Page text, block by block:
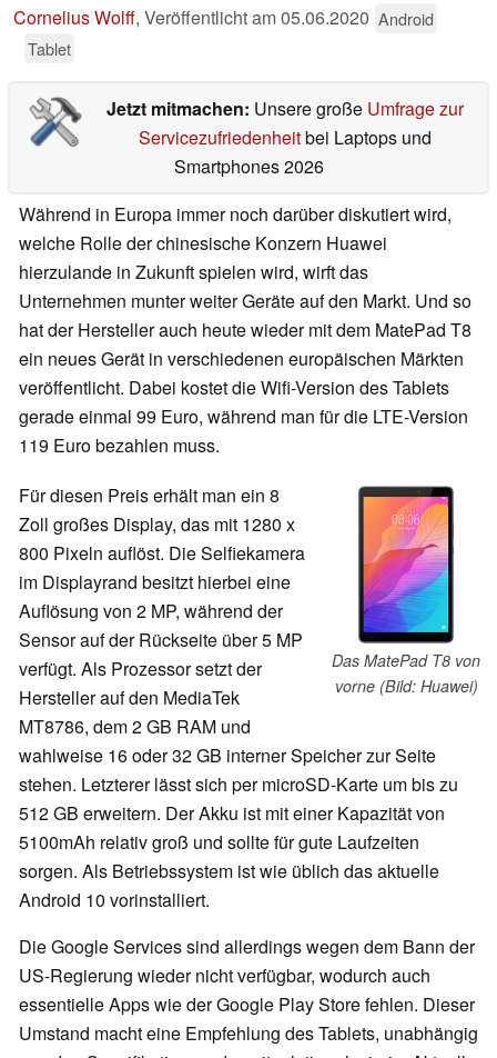
Cornelius Wolff, Veröffentlicht am05.06.2020 Android
Tablet
Jetzt mitmachen: Unsere große Umfrage zur
Servicezufriedenheitbei Laptops und
Smartphones 2026
Während in Europa immer noch darüber diskutiert wird,
welche Rolle der chinesische Konzern Huawei
hierzulande in Zukunft spielen wird, wirft das
Unternehmen munter weiter Geräte auf den Markt. Und so
hat der Hersteller auch heute wieder mit dem MatePad T8
ein neues Gerät in verschiedenen europäischen Märkten
veröffentlicht. Dabei kostet die Wifi-Version des Tablets
gerade einmal 99 Euro, während man für die LTE-Version
119 Euro bezahlen muss.
Das MatePad T8 von
vorne (Bild: Huawei)
Für diesen Preis erhält man ein 8
Zoll großes Display, das mit 1280 x
800 Pixeln auflöst. Die Selfiekamera
im Displayrand besitzt hierbei eine
Auflösung von 2 MP, während der
Sensor auf der Rückseite über 5 MP
verfügt. Als Prozessor setzt der
Hersteller auf den MediaTek
MT8786, dem 2 GB RAM und
wahlweise 16 oder 32 GB interner Speicher zur Seite
stehen. Letzterer lässt sich per microSD-Karte um bis zu
512 GB erweitern. Der Akku ist mit einer Kapazität von
5100mAh relativ groß und sollte für gute Laufzeiten
sorgen. Als Betriebssystem ist wie üblich das aktuelle
Android 10 vorinstalliert.
Die Google Services sind allerdings wegen dem Bann der
US-Regierung wieder nicht verfügbar, wodurch auch
essentielle Apps wie der Google Play Store fehlen. Dieser
Umstand macht eine Empfehlung des Tablets, unabhängig